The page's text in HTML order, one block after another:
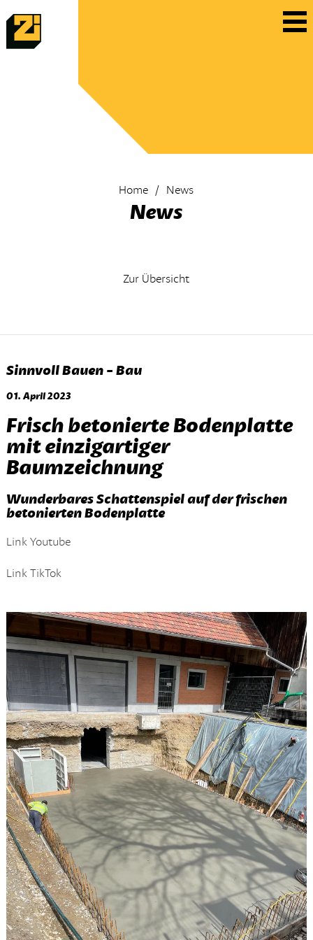
Home News
News
Zur Übersicht
Sinnvoll Bauen - Bau
01. April 2023
Frisch betonierte Bodenplatte
mit einzigartiger
Baumzeichnung
Wunderbares Schattenspiel auf der frischen
betonierten Bodenplatte
Link Youtube
Link TikTok